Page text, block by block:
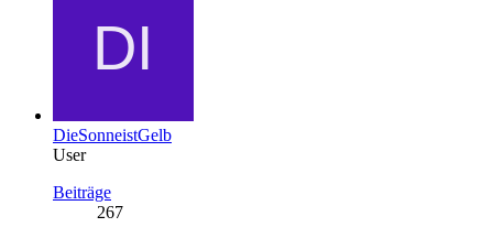
DieSonneistGelb
User
Beiträge
267